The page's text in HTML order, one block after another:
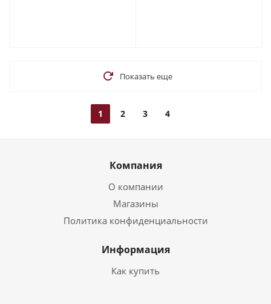
Показать еще
1 2 3 4
Компания
О компании
Магазины
Политика конфиденциальности
Информация
Как купить